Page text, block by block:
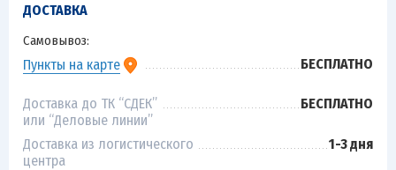
ДОСТАВКА
Самовывоз:
Пункты на карте БЕСПЛАТНО
Доставка до ТК “СДЕК”
или “Деловые линии”
БЕСПЛАТНО
Доставка из логистического
центра
1-3 дня